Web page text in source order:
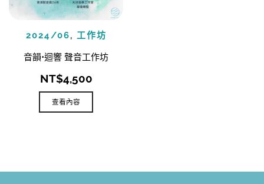
2024/06, 工作坊
音韻•迴響 聲音工作坊
NT$4,500
查看內容